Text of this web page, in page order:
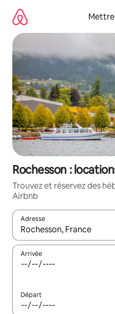
directement
contenu
Rochesson :
Trouvez et réservez des
Airbnb
Adresse
Lorsque les résultats
Arrivée
Départ